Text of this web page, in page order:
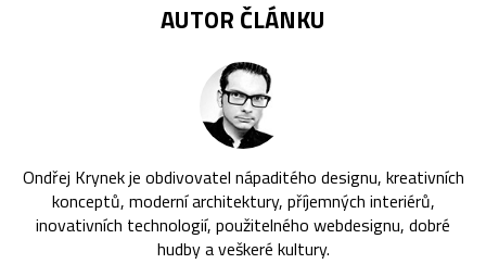
AUTOR ČLÁNKU
Ondřej Krynek je obdivovatel nápaditého designu, kreativních
konceptů, moderní architektury, příjemných interiérů,
inovativních technologií, použitelného webdesignu, dobré
hudby a veškeré kultury.